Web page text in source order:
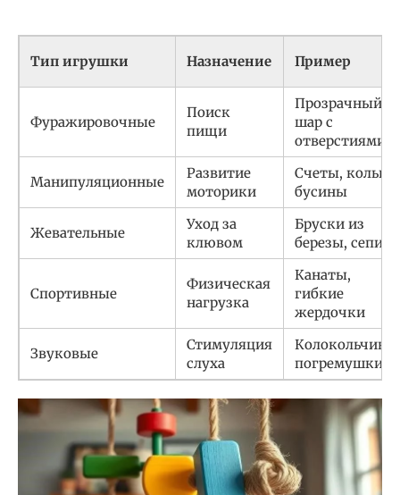
Тип игрушки Назначение Пример
Фуражировочные
Поиск
пищи
Прозрачный
шар с
отверстиями
Манипуляционные
Развитие
моторики
Счеты, кольца,
бусины
Жевательные
Уход за
клювом
Бруски из
березы, сепия
Спортивные
Физическая
нагрузка
Канаты,
гибкие
жердочки
Звуковые
Стимуляция
слуха
Колокольчики,
погремушки